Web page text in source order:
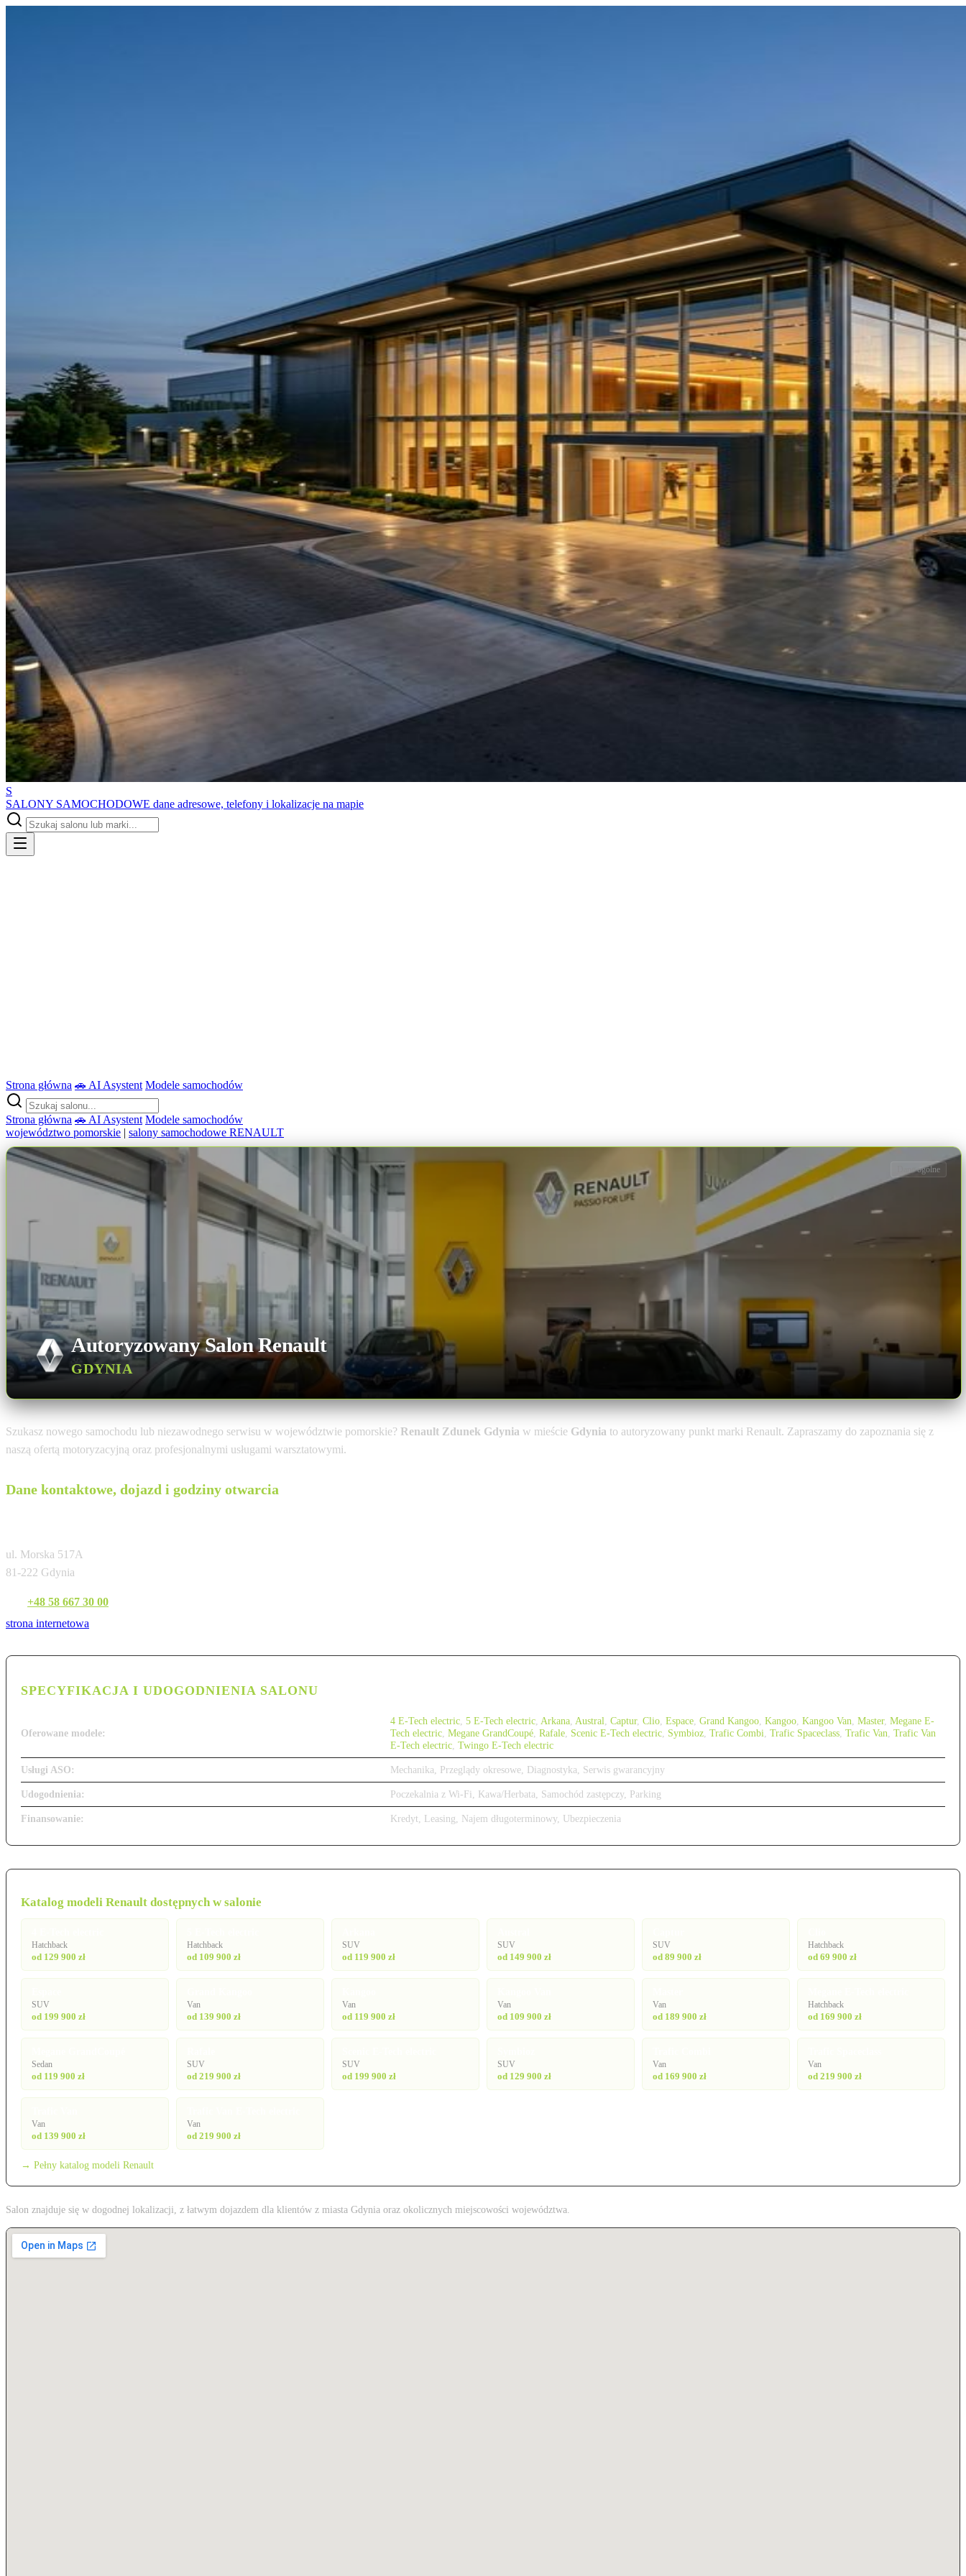
S
SALONY SAMOCHODOWE dane adresowe, telefony i lokalizacje na mapie
Strona główna 🚗 AI Asystent Modele samochodów
Strona główna 🚗 AI Asystent Modele samochodów
województwo pomorskie | salony samochodowe RENAULT
Autoryzowany Salon Renault
GDYNIA
Dane ogólne
Szukasz nowego samochodu lub niezawodnego serwisu w województwie pomorskie? Renault Zdunek Gdynia w mieście Gdynia to autoryzowany punkt marki Renault. Zapraszamy do zapoznania się z
naszą ofertą motoryzacyjną oraz profesjonalnymi usługami warsztatowymi.
Dane kontaktowe, dojazd i godziny otwarcia
ul. Morska 517A
81-222 Gdynia
+48 58 667 30 00
strona internetowa
SPECYFIKACJA I UDOGODNIENIA SALONU
Oferowane modele:
4 E-Tech electric 5 E-Tech electric Arkana Austral Captur, Clio Espace Grand Kangoo Kangoo Kangoo Van Master, Megane E-
Tech electric Megane GrandCoupé Rafale Scenic E-Tech electric Symbioz Trafic Combi Trafic Spaceclass Trafic Van Trafic Van
E-Tech electric Twingo E-Tech electric
Usługi ASO: Mechanika, Przeglądy okresowe, Diagnostyka, Serwis gwarancyjny
Udogodnienia: Poczekalnia z Wi-Fi, Kawa/Herbata, Samochód zastępczy, Parking
Finansowanie: Kredyt, Leasing, Najem długoterminowy, Ubezpieczenia
Katalog modeli Renault dostępnych w salonie
Hatchback
od 129 900 zł
Hatchback
od 109 900 zł
SUV
od 119 900 zł
SUV
od 149 900 zł
SUV
od 89 900 zł
Hatchback
od 69 900 zł
SUV
od 199 900 zł
Van
od 139 900 zł
Van
od 119 900 zł
Van
od 109 900 zł
Van
od 189 900 zł
Hatchback
od 169 900 zł
Sedan
od 119 900 zł
SUV
od 219 900 zł
SUV
od 199 900 zł
SUV
od 129 900 zł
Van
od 169 900 zł
Van
od 219 900 zł
Van
od 139 900 zł
Van
od 219 900 zł
→ Pełny katalog modeli Renault
Salon znajduje się w dogodnej lokalizacji, z łatwym dojazdem dla klientów z miasta Gdynia oraz okolicznych miejscowości województwa.